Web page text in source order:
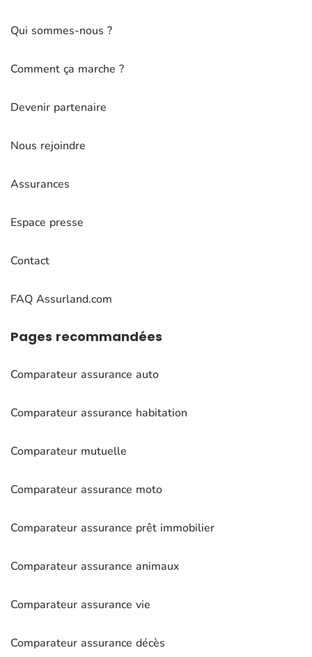
Qui sommes-nous ?
Comment ça marche ?
Devenir partenaire
Nous rejoindre
Assurances
Espace presse
Contact
FAQ Assurland.com
Pages recommandées
Comparateur assurance auto
Comparateur assurance habitation
Comparateur mutuelle
Comparateur assurance moto
Comparateur assurance prêt immobilier
Comparateur assurance animaux
Comparateur assurance vie
Comparateur assurance décès